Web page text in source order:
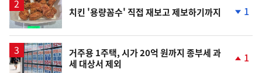
치킨 '용량꼼수' 직접 재보고 제보하기까지
하
1
거주용 1주택, 시가 20억 원까지 종부세 과
세 대상서 제외
1